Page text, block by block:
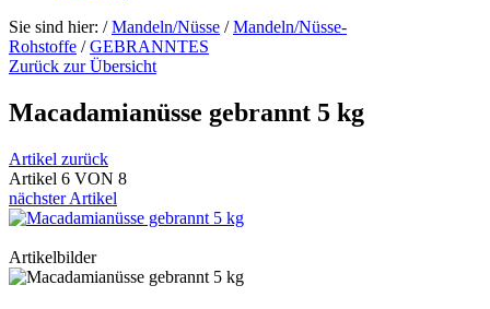
Sie sind hier: /Mandeln/Nüsse /Mandeln/Nüsse-
Rohstoffe /GEBRANNTES
Zurück zur Übersicht
Macadamianüsse gebrannt 5 kg
Artikel zurück
Artikel 6 VON 8
nächster Artikel
Artikelbilder